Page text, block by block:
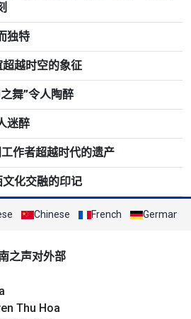
独特
越时空的象征
舞”令人陶醉
迷醉
作者超越时代的遗产
化交融的印记
Chinese French German
之声对外部
Thu Hoa